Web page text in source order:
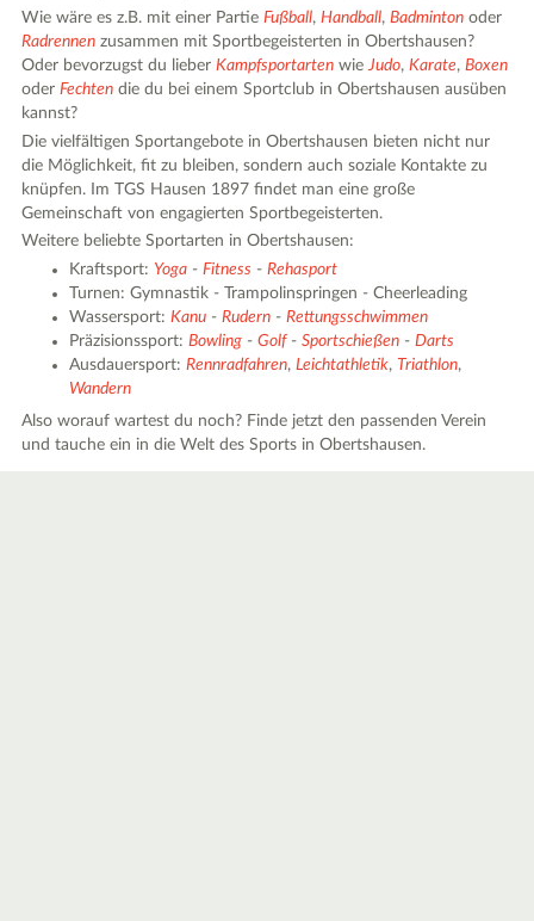
Wie wäre es z.B. mit einer PartieFußball,Handball,Badminton oder
Radrennen zusammen mit Sportbegeisterten in Obertshausen?
Oder bevorzugst du lieberKampfsportarten wieJudo,Karate,Boxen
oderFechten die du bei einem Sportclub in Obertshausen ausüben
kannst?
Die vielfältigen Sportangebote in Obertshausen bieten nicht nur
die Möglichkeit, fit zu bleiben, sondern auch soziale Kontakte zu
knüpfen. Im TGS Hausen 1897 findet man eine große
Gemeinschaft von engagierten Sportbegeisterten.
Weitere beliebte Sportarten in Obertshausen:
Kraftsport: Yoga -Fitness -Rehasport
Turnen: Gymnastik - Trampolinspringen - Cheerleading
Wassersport:Kanu -Rudern -Rettungsschwimmen
Präzisionssport:Bowling -Golf-Sportschießen -Darts
Ausdauersport:Rennradfahren,Leichtathletik,Triathlon,
Wandern
Also worauf wartest du noch? Finde jetzt den passenden Verein
und tauche ein in die Welt des Sports in Obertshausen.